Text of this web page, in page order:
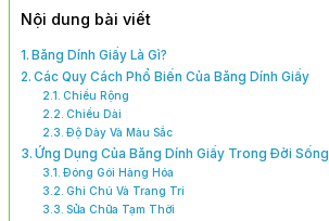
Nội dung bài viết
Băng Dính Giấy Là Gì?
Các Quy Cách Phổ Biến Của Băng Dính Giấy
Chiều Rộng
Chiều Dài
Độ Dày Và Màu Sắc
Ứng Dụng Của Băng Dính Giấy Trong Đời Sống
Đóng Gói Hàng Hóa
Ghi Chú Và Trang Trí
Sửa Chữa Tạm Thời